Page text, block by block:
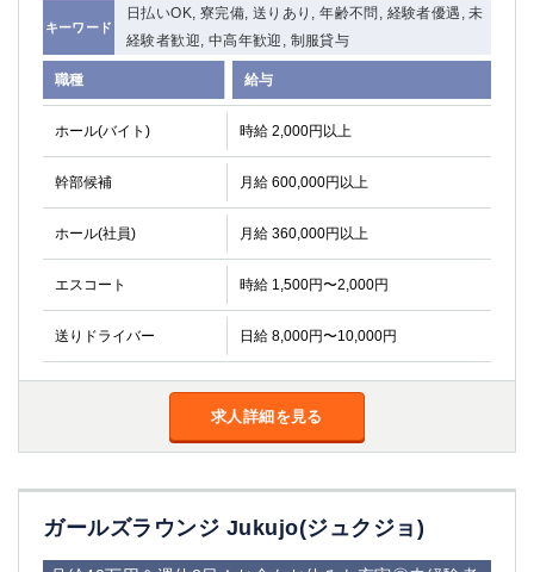
キーワード
日払いOK, 寮完備, 送りあり, 年齢不問, 経験者優遇, 未
経験者歓迎, 中高年歓迎, 制服貸与
職種 給与
ホール(バイト) 時給 2,000円以上
幹部候補 月給 600,000円以上
ホール(社員) 月給 360,000円以上
エスコート 時給 1,500円〜2,000円
送りドライバー 日給 8,000円〜10,000円
求人詳細を見る
ガールズラウンジ Jukujo(ジュクジョ)
四谷
錦糸町南口
下北沢・経堂
金町（北口）
成増駅徒歩3分の好立地！①JR埼京線「赤羽駅」から徒歩2分 ②東
三軒茶屋（南口）
①歌舞伎町 ②新宿 ③新宿三丁目 ④西
①歌舞伎町 ②新宿 ③西部新宿 ③東新宿
①歌舞伎町 ②新宿
①東武練馬 ②成増・板橋 ③大山 ②池袋
池袋東口
金町
大井町
大泉学園
下赤塚
亀戸
水道橋
荻窪
浅草
幡ヶ谷
小岩
市川
西麻布
五井